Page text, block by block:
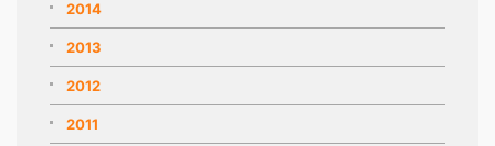
2014
2013
2012
2011